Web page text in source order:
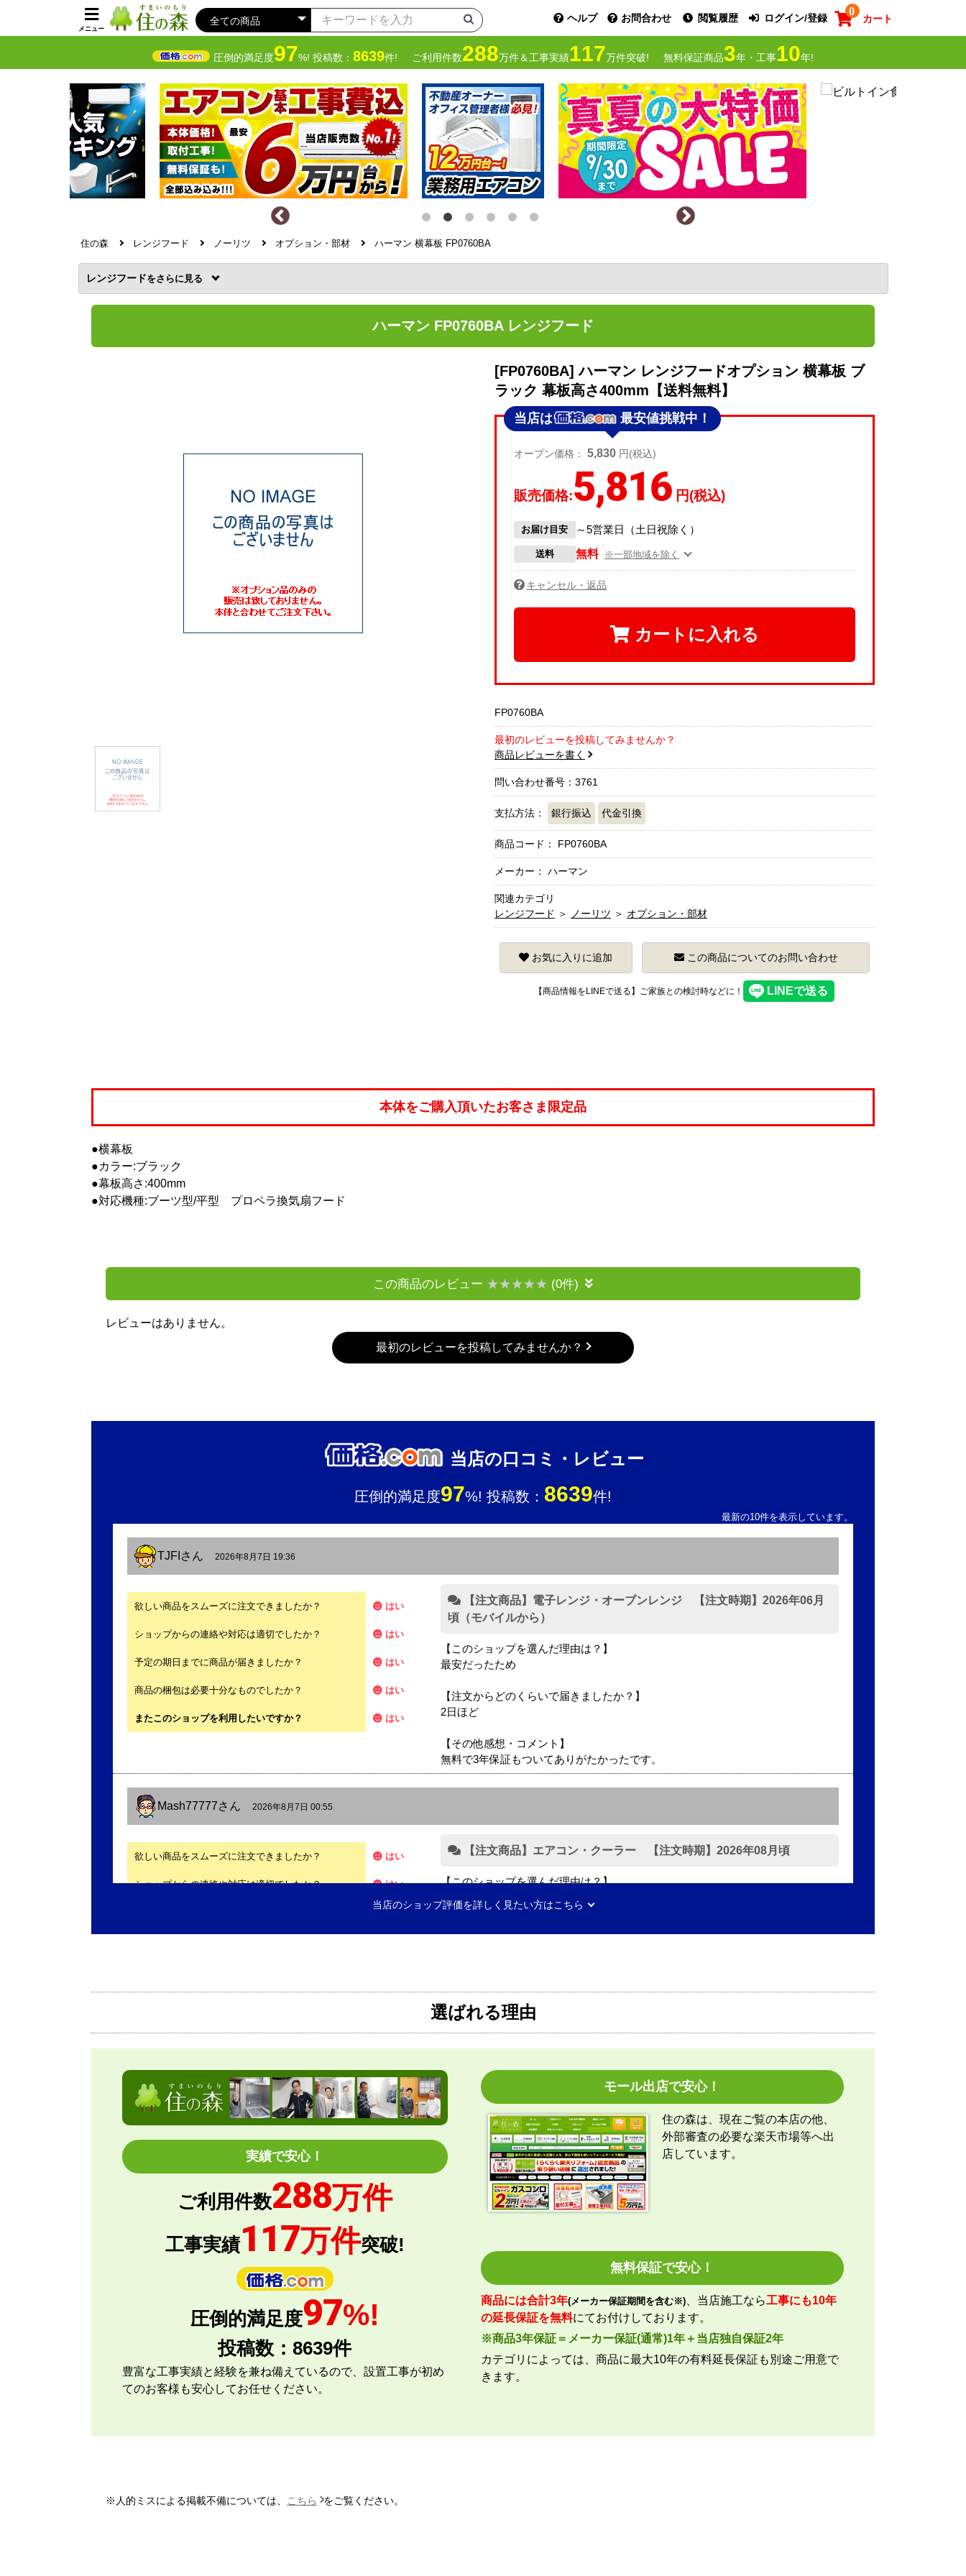
メニュー
ヘルプ お問合わせ 閲覧履歴 ログイン/登録
0
カート
圧倒的満足度97%! 投稿数： 8639件! ご利用件数288万件＆工事実績117万件突破! 無料保証商品3年・工事10年!
住の森 レンジフード ノーリツ オプション・部材 ハーマン 横幕板 FP0760BA
レンジフードを
ハーマン FP0760BA レンジフード
[FP0760BA] ハーマン レンジフードオプション 横幕板 ブ
ラック 幕板高さ400mm【送料無料】
当店は 最安値挑戦中！
オープン価格： 5,830 円(税込)
販売価格:5,816 円(税込)
お届け目安 ～5営業日（土日祝除く）
送料 無料 ※一部地域を除く
キャンセル・返品
カートに入れる
FP0760BA
最初のレビューを投稿してみませんか？
商品レビューを書く
問い合わせ番号：3761
支払方法： 銀行振込 代金引換
商品コード： FP0760BA
メーカー： ハーマン
関連カテゴリ
レンジフード ＞ ノーリツ ＞ オプション・部材
お気に入りに追加 この商品についてのお問い合わせ
【商品情報をLINEで送る】ご家族との検討時などに！
本体をご購入頂いたお客さま限定品
●横幕板
●カラー:ブラック
●幕板高さ:400mm
●対応機種:ブーツ型/平型 プロペラ換気扇フード
この商品のレビュー (0件)
レビューはありません。
最初のレビューを投稿してみませんか？
当店の口コミ・レビュー
圧倒的満足度97%! 投稿数： 8639件!
最新の10件を表示しています。
TJFI さん 2026年8月7日 19:36
欲しい商品をスムーズに注文できましたか？ はい
ショップからの連絡や対応は適切でしたか？ はい
予定の期日までに商品が届きましたか？ はい
商品の梱包は必要十分なものでしたか？ はい
またこのショップを利用したいですか？ はい
【注文商品】電子レンジ・オーブンレンジ 【注文時期】2026年06月
頃（モバイルから）
【このショップを選んだ理由は？】
最安だったため
【注文からどのくらいで届きましたか？】
2日ほど
【その他感想・コメント】
無料で3年保証もついてありがたかったです。
Mash77777さん 2026年8月7日 00:55
欲しい商品をスムーズに注文できましたか？ はい
ショップからの連絡や対応は適切でしたか？ はい
はい
【注文商品】エアコン・クーラー 【注文時期】2026年08月頃
【このショップを選んだ理由は？】
評価と価格
エアコン本体の購入のみ（工事無し）でしたが、連絡も早く安心して購入できま
した。
ただくことができました。
さん2026年7月29日 07:13
ショップからの連絡や対応は適切でしたか？ いいえ
予定の期日までに商品が届きましたか？
商品の梱包は必要十分なものでしたか？ はい
またこのショップを利用したいですか？
【注文商品】エアコン・クーラー 【注文時期】2026年07月頃
【このショップを選んだ理由は？】
商品価格の安さ
迅速に届いた
【その他感想・コメント】
工事費用が、家電量販店と比較しても鬼のように高い。
商品価格は安く、工事費で稼ぐ形。
商品だけ買うならいいが、工事はしない方がいい。
特に追加工事が鬼のように高いので絶対しない方がいい。
欲しい商品をスムーズに注文できましたか？ はい
当店のショップ評価を詳しく見たい方はこちら
選ばれる理由
実績で安心！
ご利用件数288万件
工事実績117万件突破!
圧倒的満足度97%!
投稿数：8639件
豊富な工事実績と経験を兼ね備えているので、設置工事が初め
てのお客様も安心してお任せください。
モール出店で安心！
住の森は、現在ご覧の本店の他、
外部審査の必要な楽天市場等へ出
店しています。
無料保証で安心！
商品には合計3年(メーカー保証期間を含む※)、当店施工なら工事にも10年
の延長保証を無料にてお付けしております。
※商品3年保証＝メーカー保証(通常)1年＋当店独自保証2年
カテゴリによっては、商品に最大10年の有料延長保証も別途ご用意で
きます。
※人的ミスによる掲載不備については、 こちら をご覧ください。